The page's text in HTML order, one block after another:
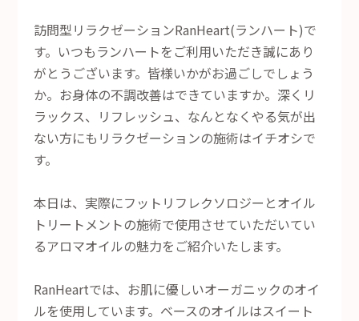
訪問型リラクゼーションRanHeart(ランハート)で
す。いつもランハートをご利用いただき誠にあり
がとうございます。皆様いかがお過ごしでしょう
か。お身体の不調改善はできていますか。深くリ
ラックス、リフレッシュ、なんとなくやる気が出
ない方にもリラクゼーションの施術はイチオシで
す。
本日は、実際にフットリフレクソロジーとオイル
トリートメントの施術で使用させていただいてい
るアロマオイルの魅力をご紹介いたします。
RanHeartでは、お肌に優しいオーガニックのオイ
ルを使用しています。ベースのオイルはスイート